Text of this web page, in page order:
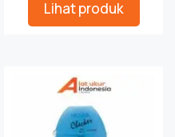
Lihat produk